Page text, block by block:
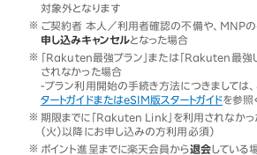
対象外となります
ご契約者 本人／利用者確認の不備や、MNP
申し込みキャンセルとなった場合
「Rakuten最強プラン」または「Rakuten最
されなかった場合
-プラン利用開始の手続き方法につきましては
タートガイドまたはeSIM版スタートガイドを参照
期限までに「Rakuten Link」を利用されなかっ
（火）以降にお申し込みの方利用必須）
ポイント進呈までに楽天会員から退会している